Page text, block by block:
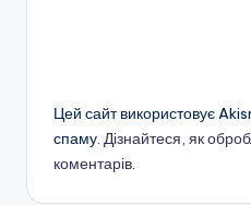
Цей сайт використовує
спаму. Дізнайтеся, як
коментарів.